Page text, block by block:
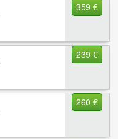
359 €
239 €
260 €